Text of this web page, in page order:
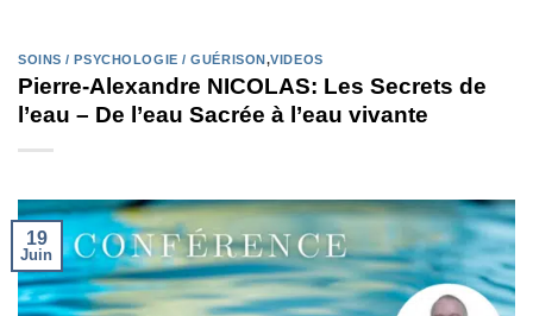
SOINS / PSYCHOLOGIE / GUÉRISON,VIDEOS
Pierre-Alexandre NICOLAS: Les Secrets de
l’eau – De l’eau Sacrée à l’eau vivante
19
Juin